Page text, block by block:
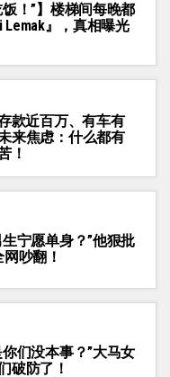
饭！”】楼梯间每晚都
Lemak』，真相曝光
款近百万、有车有
来焦虑：什么都有
！
宁愿单身？”他狠批
吵翻！
们没本事？”大马女
破防了！